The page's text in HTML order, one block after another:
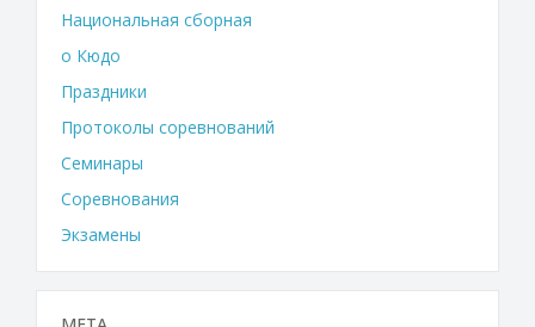
Национальная сборная
о Кюдо
Праздники
Протоколы соревнований
Семинары
Соревнования
Экзамены